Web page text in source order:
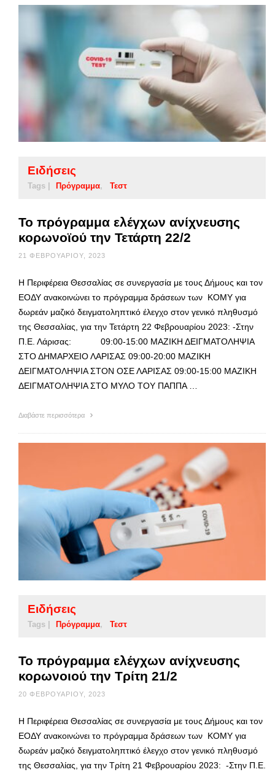
Ειδήσεις
Tags | Πρόγραμμα Τεστ
Το πρόγραμμα ελέγχων ανίχνευσης
κορωνοϊού την Τετάρτη 22/2
21 ΦΕΒΡΟΥΑΡΊΟΥ, 2023
Η Περιφέρεια Θεσσαλίας σε συνεργασία με τους Δήμους και τον
ΕΟΔΥ ανακοινώνει το πρόγραμμα δράσεων των ΚΟΜΥ για
δωρεάν μαζικό δειγματοληπτικό έλεγχο στον γενικό πληθυσμό
της Θεσσαλίας, για την Τετάρτη 22 Φεβρουαρίου 2023: -Στην
Π.Ε. Λάρισας: 09:00-15:00 ΜΑΖΙΚΗ ΔΕΙΓΜΑΤΟΛΗΨΙΑ
ΣΤΟ ΔΗΜΑΡΧΕΙΟ ΛΑΡΙΣΑΣ 09:00-20:00 ΜΑΖΙΚΗ
ΔΕΙΓΜΑΤΟΛΗΨΙΑ ΣΤΟΝ ΟΣΕ ΛΑΡΙΣΑΣ 09:00-15:00 ΜΑΖΙΚΗ
ΔΕΙΓΜΑΤΟΛΗΨΙΑ ΣΤΟ ΜΥΛΟ ΤΟΥ ΠΑΠΠΑ …
Διαβάστε περισσότερα
Ειδήσεις
Tags | Πρόγραμμα Τεστ
Το πρόγραμμα ελέγχων ανίχνευσης
κορωνοιού την Τρίτη 21/2
20 ΦΕΒΡΟΥΑΡΊΟΥ, 2023
Η Περιφέρεια Θεσσαλίας σε συνεργασία με τους Δήμους και τον
ΕΟΔΥ ανακοινώνει το πρόγραμμα δράσεων των ΚΟΜΥ για
δωρεάν μαζικό δειγματοληπτικό έλεγχο στον γενικό πληθυσμό
της Θεσσαλίας, για την Τρίτη 21 Φεβρουαρίου 2023: -Στην Π.Ε.